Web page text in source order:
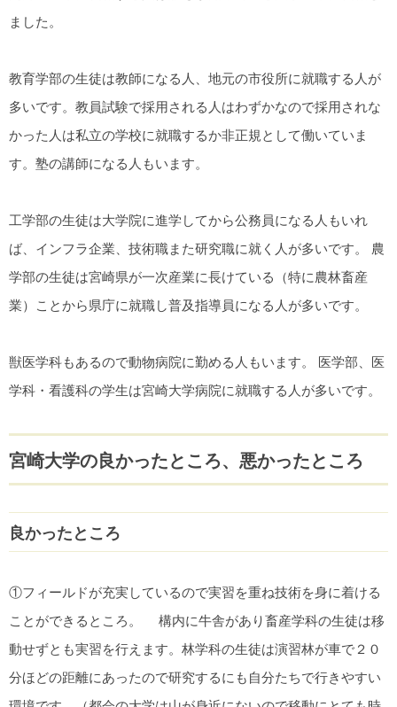
ました。
教育学部の生徒は教師になる人、地元の市役所に就職する人が
多いです。教員試験で採用される人はわずかなので採用されな
かった人は私立の学校に就職するか非正規として働いていま
す。塾の講師になる人もいます。
工学部の生徒は大学院に進学してから公務員になる人もいれ
ば、インフラ企業、技術職また研究職に就く人が多いです。 農
学部の生徒は宮崎県が一次産業に長けている（特に農林畜産
業）ことから県庁に就職し普及指導員になる人が多いです。
獣医学科もあるので動物病院に勤める人もいます。 医学部、医
学科・看護科の学生は宮崎大学病院に就職する人が多いです。
宮崎大学の良かったところ、悪かったところ
良かったところ
①フィールドが充実しているので実習を重ね技術を身に着ける
ことができるところ。 構内に牛舎があり畜産学科の生徒は移
動せずとも実習を行えます。林学科の生徒は演習林が車で２０
分ほどの距離にあったので研究するにも自分たちで行きやすい